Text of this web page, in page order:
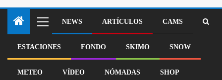
NEWS ARTÍCULOS CAMS
ESTACIONES FONDO SKIMO SNOW
METEO VÍDEO NÓMADAS SHOP